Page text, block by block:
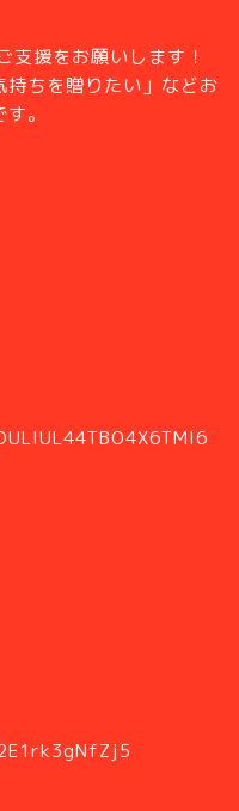
援をお願いします！
ちを贈りたい」などお
。